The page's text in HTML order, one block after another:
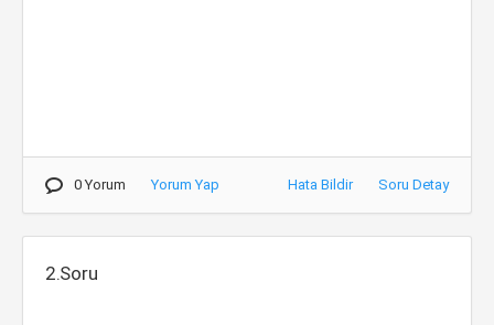
0 Yorum Yorum Yap Hata Bildir Soru Detay
2.Soru